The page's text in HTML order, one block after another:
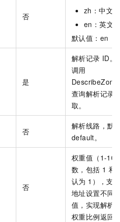
否
zh：中文。
en：英文
默认值：en
是
解析记录 ID。
调用
查询解析记录
取。
否
解析线路，默
default。
否
权重值（1-
数，包括 1 和
认为 1），支
地址设置不同
值，实现解析
权重比例返回